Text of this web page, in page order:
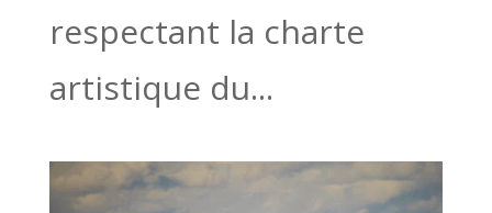
respectant la charte
artistique du...